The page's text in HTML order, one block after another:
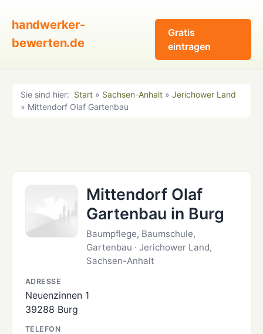
handwerker-
bewerten.de
Gratis
eintragen
Sie sind hier: Start » Sachsen-Anhalt » Jerichower Land
» Mittendorf Olaf Gartenbau
Mittendorf Olaf
Gartenbau in Burg
Baumpflege, Baumschule,
Gartenbau · Jerichower Land,
Sachsen-Anhalt
ADRESSE
Neuenzinnen 1
39288 Burg
TELEFON